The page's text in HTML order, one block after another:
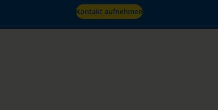
Kontakt aufnehmen